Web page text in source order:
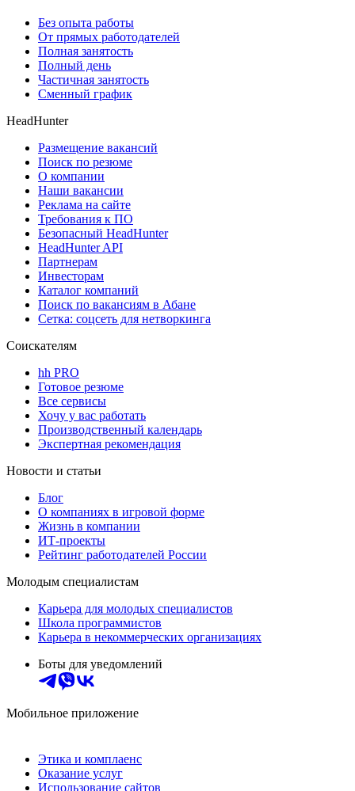
Без опыта работы
От прямых работодателей
Полная занятость
Полный день
Частичная занятость
Сменный график
HeadHunter
Размещение вакансий
Поиск по резюме
О компании
Наши вакансии
Реклама на сайте
Требования к ПО
Безопасный HeadHunter
HeadHunter API
Партнерам
Инвесторам
Каталог компаний
Поиск по вакансиям в Абане
Сетка: соцсеть для нетворкинга
Соискателям
hh PRO
Готовое резюме
Все сервисы
Хочу у вас работать
Производственный календарь
Экспертная рекомендация
Новости и статьи
Блог
О компаниях в игровой форме
Жизнь в компании
ИТ-проекты
Рейтинг работодателей России
Молодым специалистам
Карьера для молодых специалистов
Школа программистов
Карьера в некоммерческих организациях
Боты для уведомлений
Мобильное приложение
Этика и комплаенс
Оказание услуг
Использование сайтов